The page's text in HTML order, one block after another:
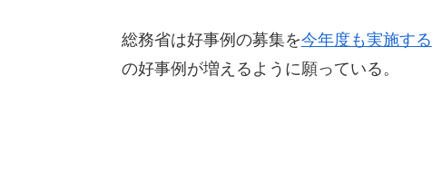
総務省は好事例の募集を今年度も実施する
の好事例が増えるように願っている。